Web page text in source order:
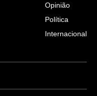
Opinião
Política
Internacional